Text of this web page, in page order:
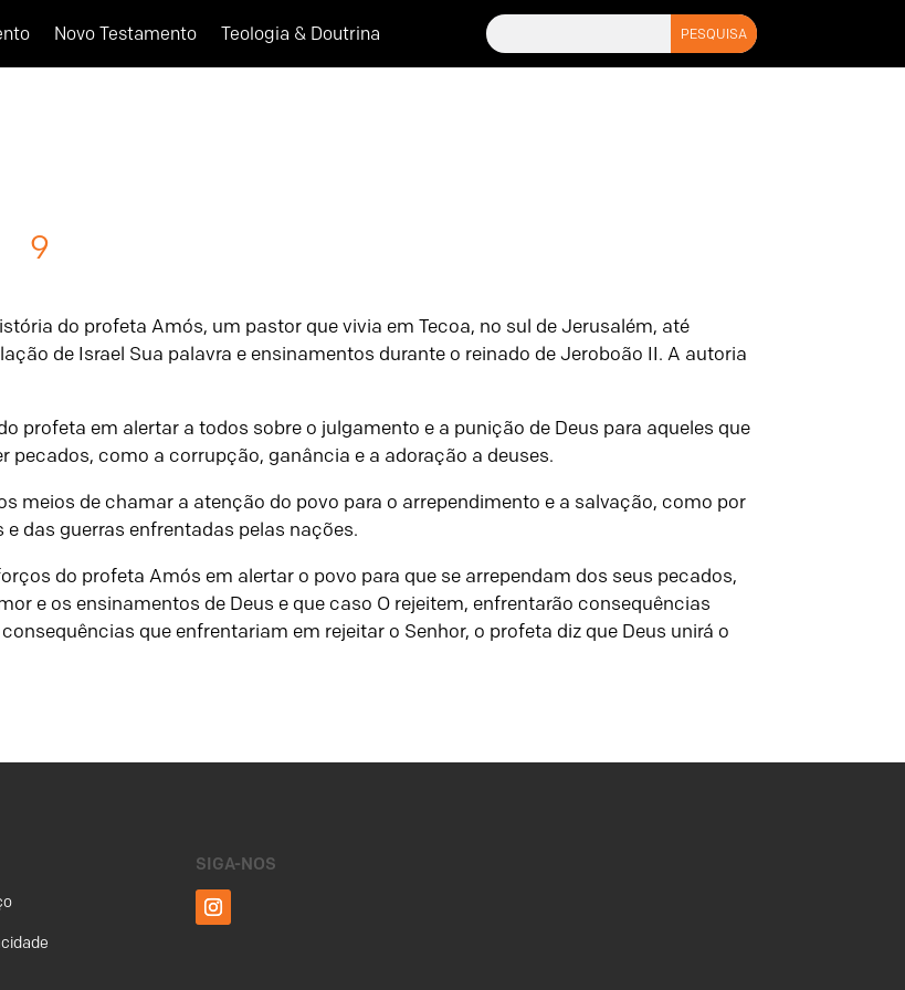
Novo Testamento Teologia & Doutrina
9
do profeta Amós, um pastor que vivia em Tecoa, no sul de Jerusalém, até
de Israel Sua palavra e ensinamentos durante o reinado de Jeroboão II. A autoria
profeta em alertar a todos sobre o julgamento e a punição de Deus para aqueles que
como a corrupção, ganância e a adoração a deuses.
meios de chamar a atenção do povo para o arrependimento e a salvação, como por
das guerras enfrentadas pelas nações.
do profeta Amós em alertar o povo para que se arrependam dos seus pecados,
e os ensinamentos de Deus e que caso O rejeitem, enfrentarão consequências
que enfrentariam em rejeitar o Senhor, o profeta diz que Deus unirá o
SIGA-NOS